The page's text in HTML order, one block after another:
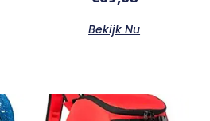
Bekijk Nu